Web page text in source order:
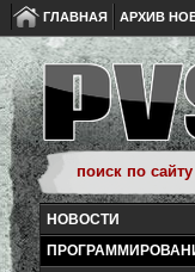
ГЛАВНАЯ АРХИВ
НОВОСТИ